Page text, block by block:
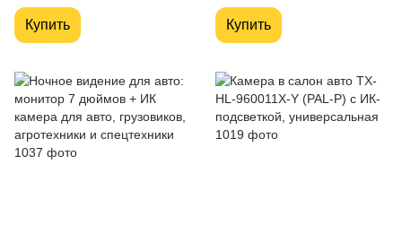
Купить
агротехники
Купить